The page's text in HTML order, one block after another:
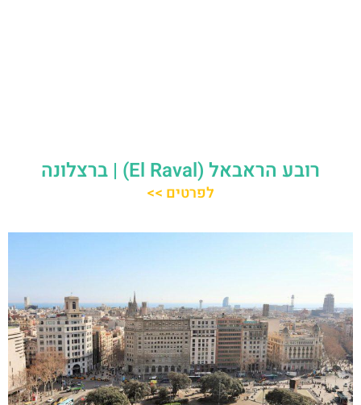
רובע הראבאל (El Raval) | ברצלונה
לפרטים >>